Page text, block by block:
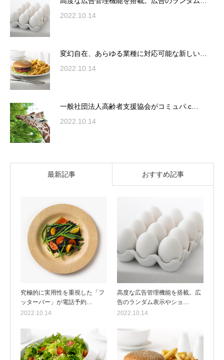
2022.10.14
変幻自在、あらゆる業種に対応可能な新しい…
2022.10.14
一般社団法人高齢者支援協会がコミュパ.c…
2022.10.14
最新記事 おすすめ記事
究極的に実用性を重視した「フ
ッターバー」が電話予約…
2022.10.14
高度な広告管理機能を搭載。広
告のランダム表示やショ…
2022.10.14